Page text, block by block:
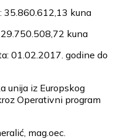
35.860.612,13 kuna
kuna
01.02.2017. godine do
unija iz Europskog
Operativni program
mag.oec.